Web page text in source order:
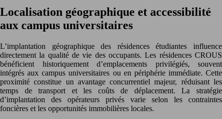
Localisation géographique et accessibilité
aux campus universitaires
L’implantation géographique des résidences étudiantes influence
directement la qualité de vie des occupants. Les résidences CROUS
bénéficient historiquement d’emplacements privilégiés, souvent
intégrés aux campus universitaires ou en périphérie immédiate. Cette
proximité constitue un avantage concurrentiel majeur, réduisant les
temps de transport et les coûts de déplacement. La stratégie
d’implantation des opérateurs privés varie selon les contraintes
foncières et les opportunités immobilières locales.